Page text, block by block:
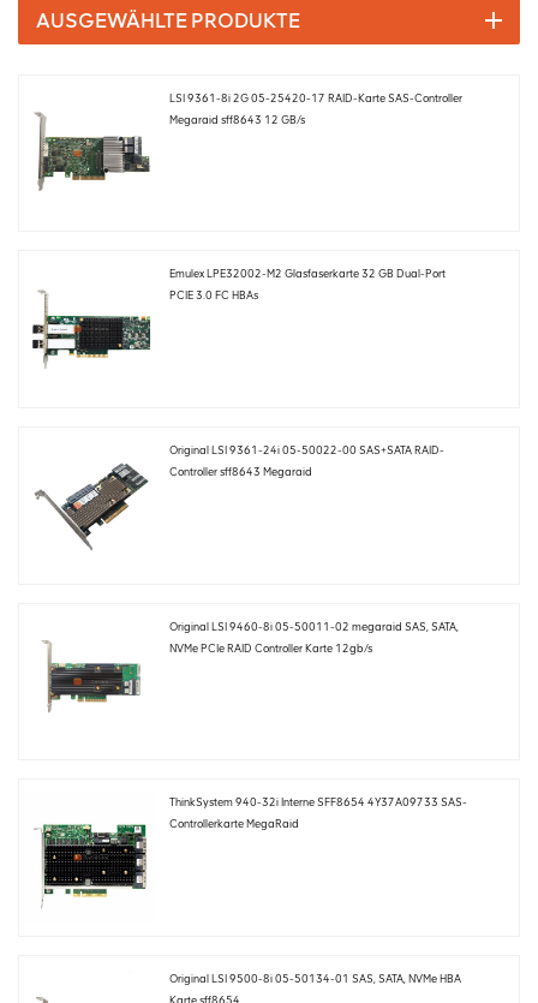
AUSGEWÄHLTE PRODUKTE
LSI 9361-8i 2G 05-25420-17 RAID-Karte SAS-Controller
Megaraid sff8643 12 GB/s
Emulex LPE32002-M2 Glasfaserkarte 32 GB Dual-Port
PCIE 3.0 FC HBAs
Original LSI 9361-24i 05-50022-00 SAS+SATA RAID-
Controller sff8643 Megaraid
Original LSI 9460-8i 05-50011-02 megaraid SAS, SATA,
NVMe PCIe RAID Controller Karte 12gb/s
ThinkSystem 940-32i Interne SFF8654 4Y37A09733 SAS-
Controllerkarte MegaRaid
Original LSI 9500-8i 05-50134-01 SAS, SATA, NVMe HBA
Karte sff8654